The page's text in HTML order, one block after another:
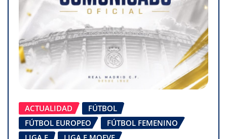
ACTUALIDAD
FÚTBOL
FÚTBOL EUROPEO
FÚTBOL FEMENINO